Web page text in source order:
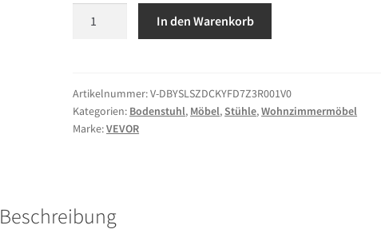
Verstellbarer,
Bodensessel
mit
Kissen,
Relaxsessel
In den Warenkorb
Artikelnummer:V-DBYSLSZDCKYFD7Z3R001V0
Kategorien: Bodenstuhl, Möbel,Stühle,Wohnzimmermöbel
Marke:VEVOR
Beschreibung